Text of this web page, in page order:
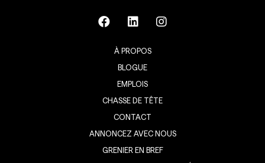
À PROPOS
BLOGUE
EMPLOIS
CHASSE DE TÊTE
CONTACT
ANNONCEZ AVEC NOUS
GRENIER EN BREF